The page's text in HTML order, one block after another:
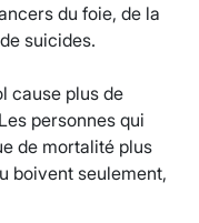
du foie, de la
suicides.
cause plus de
personnes qui
de mortalité plus
boivent seulement,